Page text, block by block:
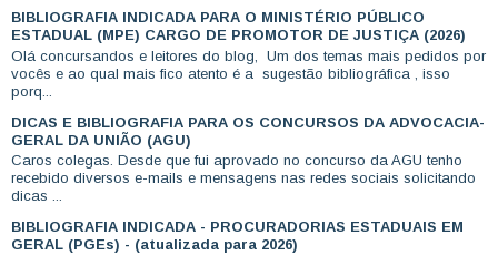
BIBLIOGRAFIA INDICADA PARA O MINISTÉRIO PÚBLICO
ESTADUAL (MPE) CARGO DE PROMOTOR DE JUSTIÇA (2026)
Olá concursandos e leitores do blog, Um dos temas mais pedidos por
vocês e ao qual mais fico atento é a sugestão bibliográfica , isso
porq...
DICAS E BIBLIOGRAFIA PARA OS CONCURSOS DA ADVOCACIA-
GERAL DA UNIÃO (AGU)
Caros colegas. Desde que fui aprovado no concurso da AGU tenho
recebido diversos e-mails e mensagens nas redes sociais solicitando
dicas ...
BIBLIOGRAFIA INDICADA - PROCURADORIAS ESTADUAIS EM
GERAL (PGEs) - (atualizada para 2026)